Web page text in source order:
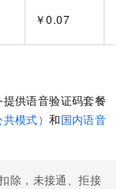
￥0.07
供语音验证码套餐
共模式）和国内语音
除，未接通、拒接